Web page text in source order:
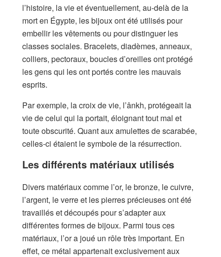
l’histoire, la vie et éventuellement, au-delà de la
mort en Égypte, les bijoux ont été utilisés pour
embellir les vêtements ou pour distinguer les
classes sociales. Bracelets, diadèmes, anneaux,
colliers, pectoraux, boucles d’oreilles ont protégé
les gens qui les ont portés contre les mauvais
esprits.
Par exemple, la croix de vie, l’ânkh, protégeait la
vie de celui qui la portait, éloignant tout mal et
toute obscurité. Quant aux amulettes de scarabée,
celles-ci étaient le symbole de la résurrection.
Les différents matériaux utilisés
Divers matériaux comme l’or, le bronze, le cuivre,
l’argent, le verre et les pierres précieuses ont été
travaillés et découpés pour s’adapter aux
différentes formes de bijoux. Parmi tous ces
matériaux, l’or a joué un rôle très important. En
effet, ce métal appartenait exclusivement aux